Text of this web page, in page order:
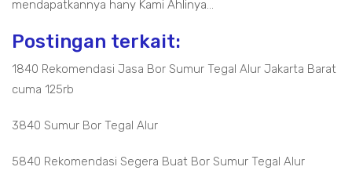
mendapatkannya hany Kami Ahlinya...
Postingan terkait:
1840 Rekomendasi Jasa Bor Sumur Tegal Alur Jakarta Barat
cuma 125rb
3840 Sumur Bor Tegal Alur
5840 Rekomendasi Segera Buat Bor Sumur Tegal Alur